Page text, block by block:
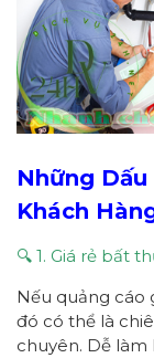
Những
Khách
🔍 1. Giá rẻ bất
Nếu quảng cáo
đó có thể là
chuyên. Dễ làm